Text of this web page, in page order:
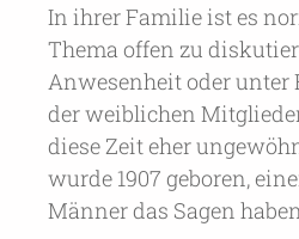
In ihrer Familie ist es
Thema offen zu
Anwesenheit oder unter
der weiblichen
diese Zeit eher
wurde 1907 geboren,
Männer das Sagen